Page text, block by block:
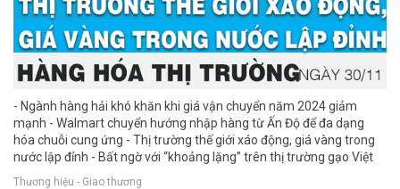
- Ngành hàng hải khó khăn khi giá vận chuyển năm 2024 giảm
mạnh - Walmart chuyển hướng nhập hàng từ Ấn Độ để đa dạng
hóa chuỗi cung ứng - Thị trường thế giới xáo động, giá vàng trong
nước lập đỉnh - Bất ngờ với “khoảng lặng” trên thị trường gạo Việt
Thương hiệu - Giao thương